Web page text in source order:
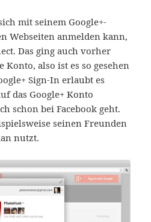
mit seinem Google+-
Webseiten anmelden kann,
Das ging auch vorher
also ist es so gesehen
Sign-In erlaubt es
das Google+ Konto
schon bei Facebook geht.
seinen Freunden
nutzt.